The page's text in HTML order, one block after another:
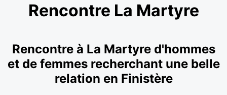
Rencontre La Martyre
Rencontre à La Martyre d'hommes
et de femmes recherchant une belle
relation en Finistère